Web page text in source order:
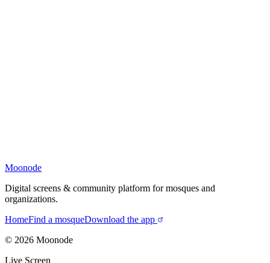
Moonode
Digital screens & community platform for mosques and
organizations.
HomeFind a mosqueDownload the app
© 2026 Moonode
Live Screen